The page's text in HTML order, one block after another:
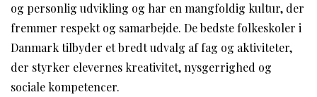
og personlig udvikling og har en mangfoldig kultur, der
fremmer respekt og samarbejde. De bedste folkeskoler i
Danmark tilbyder et bredt udvalg af fag og aktiviteter,
der styrker elevernes kreativitet, nysgerrighed og
sociale kompetencer.